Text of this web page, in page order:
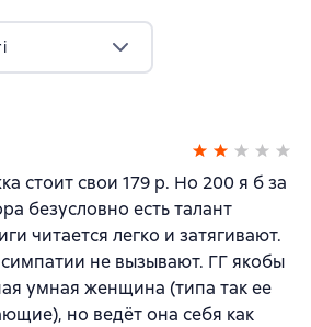
стоит свои 179 р. Но 200 я б за
безусловно есть талант
читается легко и затягивают.
не вызывают. ГГ якобы
умная женщина (типа так ее
но ведёт она себя как